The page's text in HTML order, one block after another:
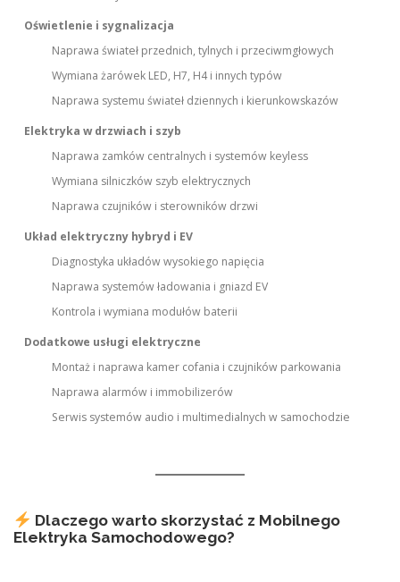
Oświetlenie i sygnalizacja
Naprawa świateł przednich, tylnych i przeciwmgłowych
Wymiana żarówek LED, H7, H4 i innych typów
Naprawa systemu świateł dziennych i kierunkowskazów
Elektryka w drzwiach i szyb
Naprawa zamków centralnych i systemów keyless
Wymiana silniczków szyb elektrycznych
Naprawa czujników i sterowników drzwi
Układ elektryczny hybryd i EV
Diagnostyka układów wysokiego napięcia
Naprawa systemów ładowania i gniazd EV
Kontrola i wymiana modułów baterii
Dodatkowe usługi elektryczne
Montaż i naprawa kamer cofania i czujników parkowania
Naprawa alarmów i immobilizerów
Serwis systemów audio i multimedialnych w samochodzie
Dlaczego warto skorzystać z Mobilnego
Elektryka Samochodowego?